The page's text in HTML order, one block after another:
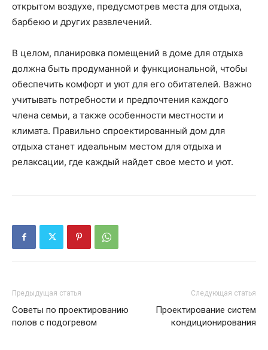
открытом воздухе, предусмотрев места для отдыха,
барбекю и других развлечений.
В целом, планировка помещений в доме для отдыха
должна быть продуманной и функциональной, чтобы
обеспечить комфорт и уют для его обитателей. Важно
учитывать потребности и предпочтения каждого
члена семьи, а также особенности местности и
климата. Правильно спроектированный дом для
отдыха станет идеальным местом для отдыха и
релаксации, где каждый найдет свое место и уют.
Предыдущая статья
Советы по проектированию
полов с подогревом
Следующая статья
Проектирование систем
кондиционирования